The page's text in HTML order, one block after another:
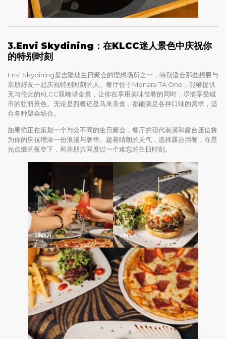
3.Envi Skydining：在KLCC迷人景色中庆祝你
的特别时刻
Envi Skydining是吉隆坡生日聚会的理想场所之一，特别适合那些想要与
亲朋好友一起庆祝特别时刻的人。餐厅位于Menara TA One，能够提供
无与伦比的KLCC双峰塔全景，让你在享用美味佳肴的同时，尽情享受城
市的壮丽景色。无论是西餐还是马来美食，都能满足各种口味的需求，适
合各种聚会场合。
如果你正在策划一个与众不同的生日聚会，餐厅的现代装潢和露台座位将
为你的庆祝增添一份浪漫与奢华。趁着晴朗的天气，选择露台用餐，在星
光点缀的夜空下，和亲朋共同度过一个难忘的生日时刻。